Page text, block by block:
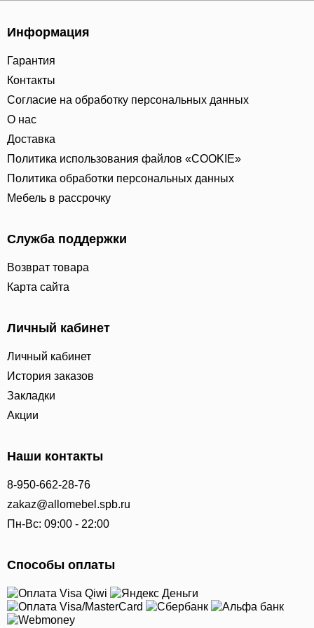
Информация
Гарантия
Контакты
Согласие на обработку персональных данных
О нас
Доставка
Политика использования файлов «COOKIE»
Политика обработки персональных данных
Мебель в рассрочку
Служба поддержки
Возврат товара
Карта сайта
Личный кабинет
Личный кабинет
История заказов
Закладки
Акции
Наши контакты
8-950-662-28-76
zakaz@allomebel.spb.ru
Пн-Вс: 09:00 - 22:00
Способы оплаты